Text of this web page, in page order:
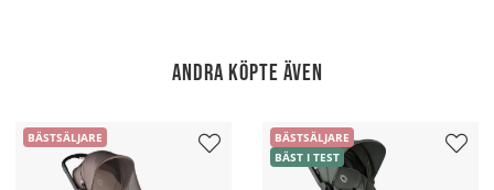
Andra köpte även
BÄSTSÄLJARE
BÄSTSÄLJARE
BÄST I TEST